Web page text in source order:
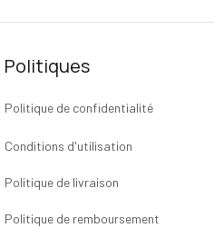
Politiques
Politique de confidentialité
Conditions d'utilisation
Politique de livraison
Politique de remboursement